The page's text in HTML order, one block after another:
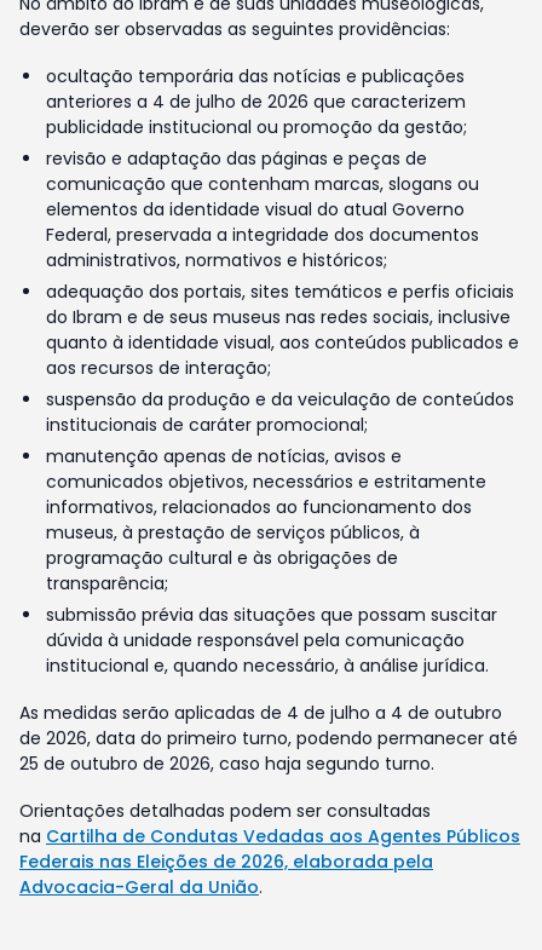
deverão ser observadas as seguintes providências:
ocultação temporária das notícias e publicações
anteriores a 4 de julho de 2026 que caracterizem
publicidade institucional ou promoção da gestão;
revisão e adaptação das páginas e peças de
comunicação que contenham marcas, slogans ou
elementos da identidade visual do atual Governo
Federal, preservada a integridade dos documentos
administrativos, normativos e históricos;
adequação dos portais, sites temáticos e perfis oficiais
do Ibram e de seus museus nas redes sociais, inclusive
quanto à identidade visual, aos conteúdos publicados e
aos recursos de interação;
suspensão da produção e da veiculação de conteúdos
institucionais de caráter promocional;
manutenção apenas de notícias, avisos e
comunicados objetivos, necessários e estritamente
informativos, relacionados ao funcionamento dos
museus, à prestação de serviços públicos, à
programação cultural e às obrigações de
transparência;
submissão prévia das situações que possam suscitar
dúvida à unidade responsável pela comunicação
institucional e, quando necessário, à análise jurídica.
As medidas serão aplicadas de 4 de julho a 4 de outubro
de 2026, data do primeiro turno, podendo permanecer até
25 de outubro de 2026, caso haja segundo turno.
Orientações detalhadas podem ser consultadas
na Cartilha de Condutas Vedadas aos Agentes Públicos
Federais nas Eleições de 2026, elaborada pela
Advocacia-Geral da União.